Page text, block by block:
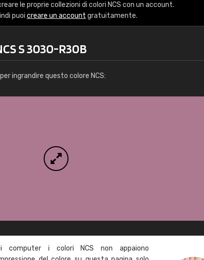
le proprie collezioni di colori NCS con un account.
puoi creare un account gratuitamente.
S 3030-R30B
ingrandire questo colore NCS:
computer i colori NCS non appaiono